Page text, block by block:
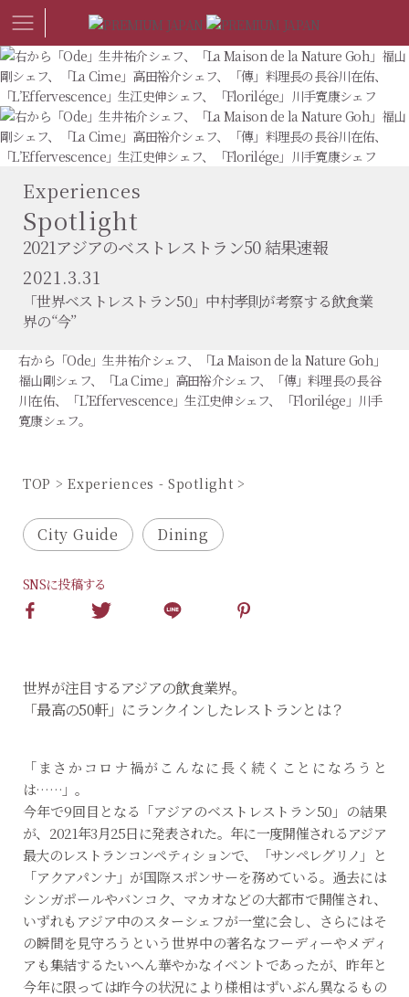
Experiences
Spotlight
2021アジアのベストレストラン50 結果速報
2021.3.31
「世界ベストレストラン50」中村孝則が考察する飲食業
界の“今”
右から「Ode」生井祐介シェフ、「La Maison de la Nature Goh」
福山剛シェフ、「La Cime」高田裕介シェフ、「傳」料理長の長谷
川在佑、「L’Effervescence」生江史伸シェフ、「Florilége」川手
寛康シェフ。
TOP Experiences - Spotlight
City Guide Dining
SNSに投稿する
世界が注目するアジアの飲食業界。
「最高の50軒」にランクインしたレストランとは？
「まさかコロナ禍がこんなに長く続くことになろうと
は……」。
今年で9回目となる「アジアのベストレストラン50」の結果
が、2021年3月25日に発表された。年に一度開催されるアジア
最大のレストランコンペティションで、「サンペレグリノ」と
「アクアパンナ」が国際スポンサーを務めている。過去には
シンガポールやバンコク、マカオなどの大都市で開催され、
いずれもアジア中のスターシェフが一堂に会し、さらにはそ
の瞬間を見守ろうという世界中の著名なフーディーやメディ
アも集結するたいへん華やかなイベントであったが、昨年と
今年に限っては昨今の状況により様相はずいぶん異なるもの